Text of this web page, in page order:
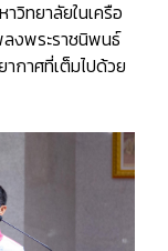
วิทยาลัยในเครือ
ลงพระราชนิพนธ์
กาศที่เต็มไปด้วย